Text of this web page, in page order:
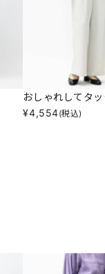
おしゃれしてタッ
¥4,554(税込)